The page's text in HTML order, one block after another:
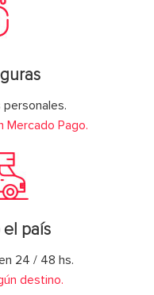
Mercado Pago.
el país
24 / 48 hs.
destino.